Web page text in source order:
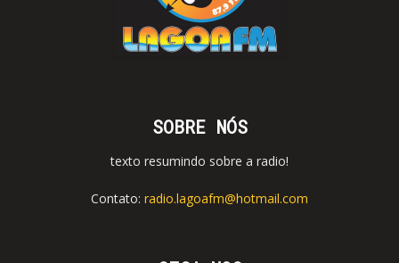
SOBRE NÓS
texto resumindo sobre a radio!
Contato: radio.lagoafm@hotmail.com